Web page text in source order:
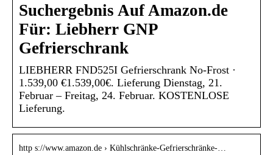
Suchergebnis Auf Amazon.de
Für: Liebherr GNP
Gefrierschrank
LIEBHERR FND525I Gefrierschrank No-Frost ·
1.539,00 €1.539,00€. Lieferung Dienstag, 21.
Februar – Freitag, 24. Februar. KOSTENLOSE
Lieferung.
http s://www.amazon.de › Kühlschränke-Gefrierschränke-…